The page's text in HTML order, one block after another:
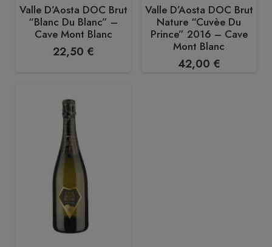
Valle D’Aosta DOC Brut
“Blanc Du Blanc” –
Cave Mont Blanc
22,50 €
Valle D’Aosta DOC Brut
Nature “Cuvèe Du
Prince” 2016 – Cave
Mont Blanc
42,00 €